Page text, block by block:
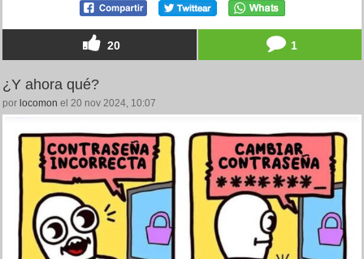
20 1
¿Y ahora qué?
por locomon el 20 nov 2024, 10:07